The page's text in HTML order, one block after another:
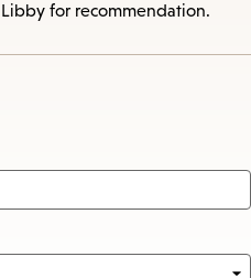
for recommendation.